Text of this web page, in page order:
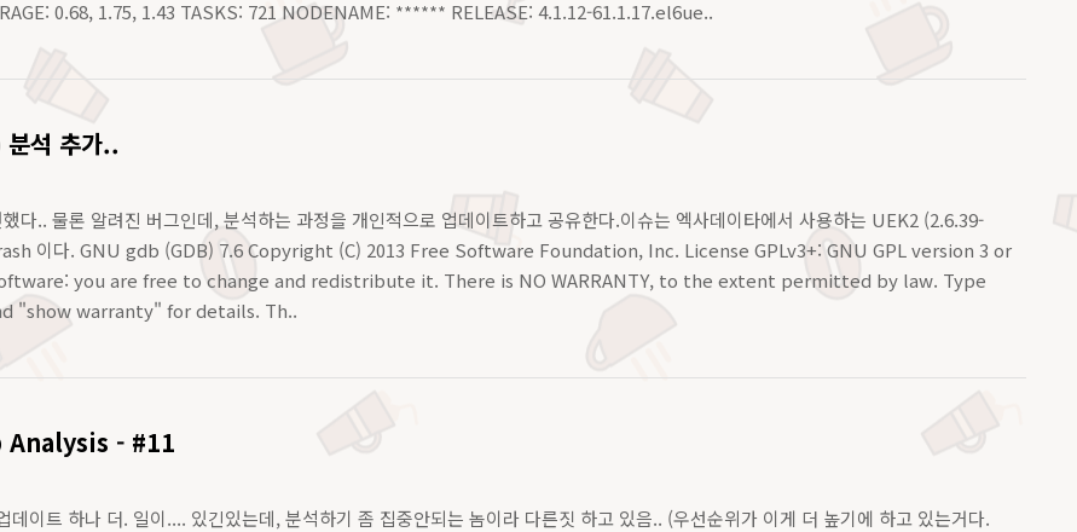
0.68, 1.75, 1.43 TASKS: 721 NODENAME: ****** RELEASE: 4.1.12-61.1.17.el6ue..
석 추가..
다.. 물론 알려진 버그인데, 분석하는 과정을 개인적으로 업데이트하고 공유한다.이슈는 엑사데이타에서 사용하는 UEK2 (2.6.39-
이다. GNU gdb (GDB) 7.6 Copyright (C) 2013 Free Software Foundation, Inc. License GPLv3+: GNU GPL version 3 or
you are free to change and redistribute it. There is NO WARRANTY, to the extent permitted by law. Type
"show warranty" for details. Th..
- #11
이트 하나 더. 일이.... 있긴있는데, 분석하기 좀 집중안되는 놈이라 다른짓 하고 있음.. (우선순위가 이게 더 높기에 하고 있는거다.